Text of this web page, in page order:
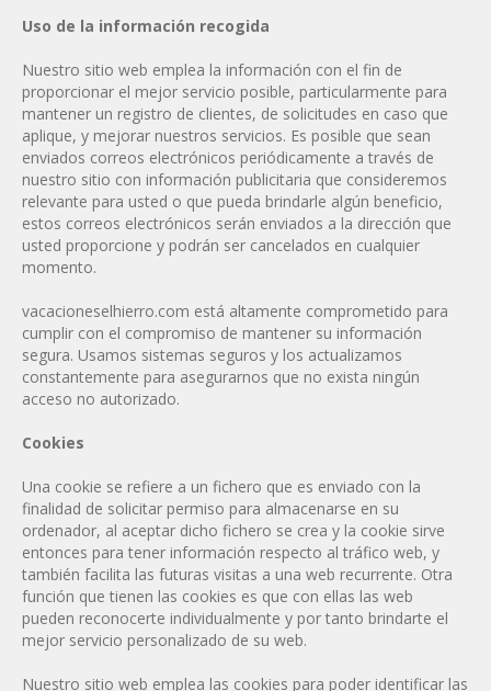
Uso de la información recogida
Nuestro sitio web emplea la información con el fin de
proporcionar el mejor servicio posible, particularmente para
mantener un registro de clientes, de solicitudes en caso que
aplique, y mejorar nuestros servicios. Es posible que sean
enviados correos electrónicos periódicamente a través de
nuestro sitio con información publicitaria que consideremos
relevante para usted o que pueda brindarle algún beneficio,
estos correos electrónicos serán enviados a la dirección que
usted proporcione y podrán ser cancelados en cualquier
momento.
vacacioneselhierro.com está altamente comprometido para
cumplir con el compromiso de mantener su información
segura. Usamos sistemas seguros y los actualizamos
constantemente para asegurarnos que no exista ningún
acceso no autorizado.
Cookies
Una cookie se refiere a un fichero que es enviado con la
finalidad de solicitar permiso para almacenarse en su
ordenador, al aceptar dicho fichero se crea y la cookie sirve
entonces para tener información respecto al tráfico web, y
también facilita las futuras visitas a una web recurrente. Otra
función que tienen las cookies es que con ellas las web
pueden reconocerte individualmente y por tanto brindarte el
mejor servicio personalizado de su web.
Nuestro sitio web emplea las cookies para poder identificar las